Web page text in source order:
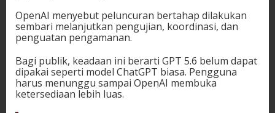
OpenAI menyebut peluncuran bertahap dilakukan
sembari melanjutkan pengujian, koordinasi, dan
penguatan pengamanan.
Bagi publik, keadaan ini berarti GPT 5.6 belum dapat
dipakai seperti model ChatGPT biasa. Pengguna
harus menunggu sampai OpenAI membuka
ketersediaan lebih luas.